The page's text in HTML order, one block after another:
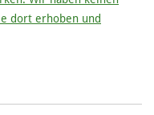
dort erhoben und